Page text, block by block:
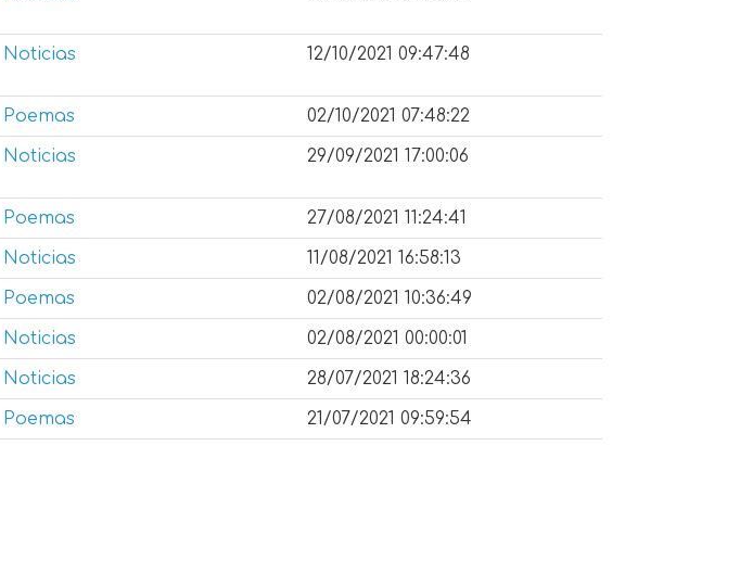
Noticias 12/10/2021 09:47:48
Poemas 02/10/2021 07:48:22
Noticias 29/09/2021 17:00:06
Poemas 27/08/2021 11:24:41
Noticias 11/08/2021 16:58:13
Poemas 02/08/2021 10:36:49
Noticias 02/08/2021 00:00:01
Noticias 28/07/2021 18:24:36
Poemas 21/07/2021 09:59:54